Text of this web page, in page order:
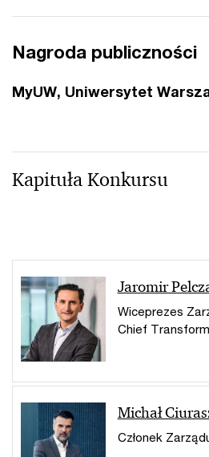
Nagroda publiczności
MyUW, Uniwersytet
Kapituła Konkursu
Jaromir
Wiceprezes
Chief
Michał
Członek